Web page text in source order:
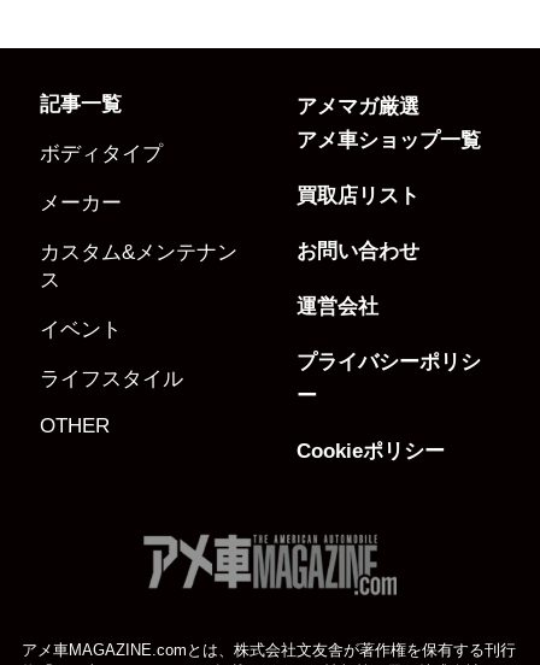
記事一覧
ボディタイプ
メーカー
カスタム&メンテナン
ス
イベント
ライフスタイル
OTHER
アメマガ厳選
アメ車ショップ一覧
買取店リスト
お問い合わせ
運営会社
プライバシーポリシ
ー
Cookieポリシー
アメ車MAGAZINE.comとは、株式会社文友舎が著作権を保有する刊行